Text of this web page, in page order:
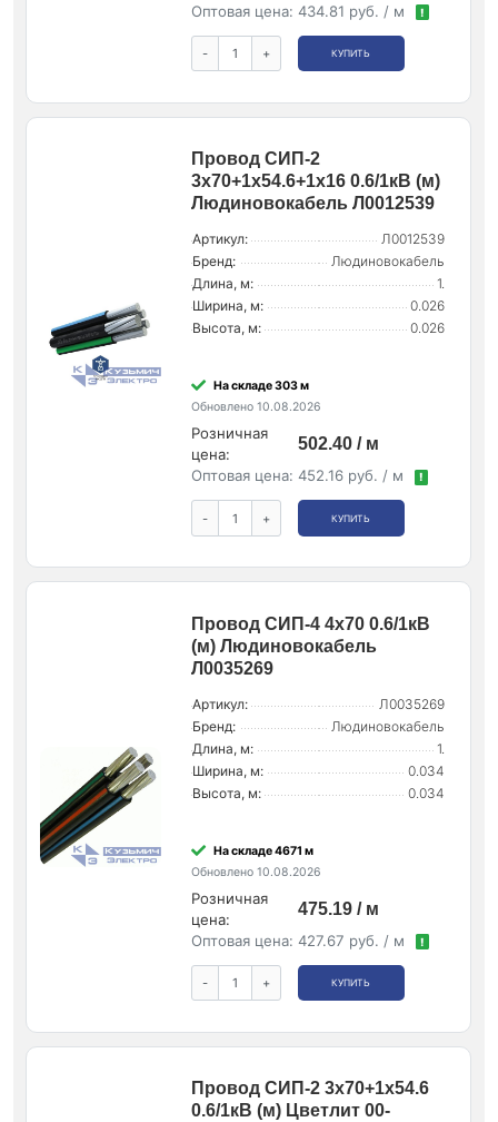
Оптовая цена: 434.81 руб. / м !
- + КУПИТЬ
Провод СИП-2
3х70+1х54.6+1х16 0.6/1кВ (м)
Людиновокабель Л0012539
Артикул:
Л0012539
Бренд:
Людиновокабель
Длина, м:
1.
Ширина, м:
0.026
Высота, м:
0.026
На складе 303 м
Обновлено 10.08.2026
Розничная
цена:
502.40 / м
Оптовая цена: 452.16 руб. / м !
- + КУПИТЬ
Провод СИП-4 4х70 0.6/1кВ
(м) Людиновокабель
Л0035269
Артикул:
Л0035269
Бренд:
Людиновокабель
Длина, м:
1.
Ширина, м:
0.034
Высота, м:
0.034
На складе 4671 м
Обновлено 10.08.2026
Розничная
цена:
475.19 / м
Оптовая цена: 427.67 руб. / м !
- + КУПИТЬ
Провод СИП-2 3х70+1х54.6
0.6/1кВ (м) Цветлит 00-